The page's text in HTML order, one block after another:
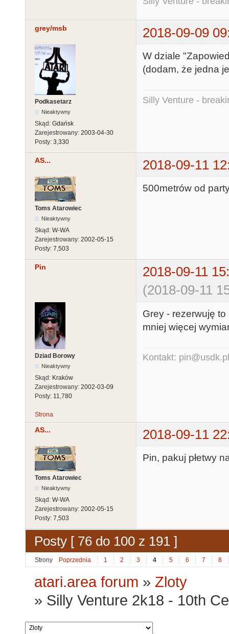
grey/msb 2018-09-09
Podkasetarz
Nieaktywny
Skąd: Gdańsk
Zarejestrowany: 2003-04-30
Posty: 3,330
W dziale
(dodam, że jedna
Silly Venture -
AS... 2018-09-11
Toms Atarowiec
Nieaktywny
Skąd: W-WA
Zarejestrowany: 2002-05-15
Posty: 7,503
500metrów od
Pin
2018-09-11
(2018-09-11
Dziad Borowy
Nieaktywny
Skąd: Kraków
Zarejestrowany: 2002-03-09
Posty: 11,780
Grey - rezerwuję
mniej więcej
Kontakt: pin@usdk.pl
Strona
AS... 2018-09-11
Toms Atarowiec
Nieaktywny
Skąd: W-WA
Zarejestrowany: 2002-05-15
Posty: 7,503
Pin, pakuj płetwy
Posty [ 76 do 100 z 191 ]
Strony Poprzednia 1 2 3 4 5 6 7 8
atari.area forum » Zloty
» Silly Venture 2k18 - 10th